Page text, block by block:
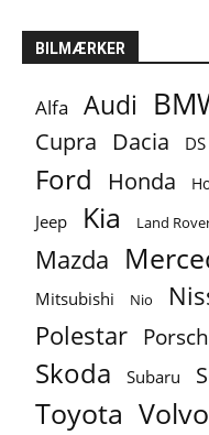
BILMÆRKER
Alfa Audi
Cupra Dacia DS
Ford Honda
Jeep Kia Land
Mazda
Mitsubishi Nio
Polestar
Skoda Subaru
Toyota Volvo